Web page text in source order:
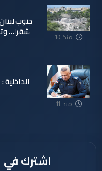
منذ 10
جنوب
شقرا…
منذ 11
اشترك في